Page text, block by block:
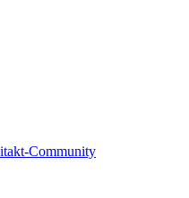
Community